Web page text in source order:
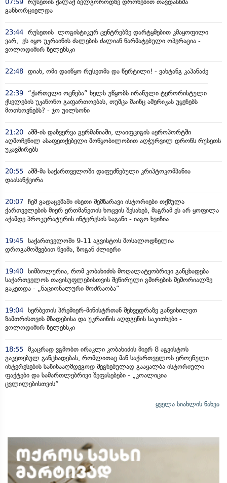
07:59 რუსეთის ქალაქ ბელგოროდზე დრონებით თავდასხმა
განხორციელდა
23:44 რუსეთის ლოგისტიკურ ცენტრებზე დარტყმებით კმაყოფილი
ვარ, ეს იყო უკრაინის ძალების ძალიან წარმატებული ოპერაცია -
ვოლოდიმირ ზელენსკი
22:48 დიახ, ომი დაიწყო რუსეთმა და წერტილი! - ვახტანგ კაპანაძე
22:39
“ქართული ოცნება” ხელს უწყობს ირანული ტერორისტული
ქსელების უკანონო გაფართოებას, თუმცა მაინც ამერიკას უყენებს
მოთხოვნებს? - ჯო უილსონი
21:20 აშშ-ის დაზვერვა გერმანიაში, ლაიფციგის აეროპორტში
აღმოჩენილ ასაფეთქებელი მოწყობილობით აღჭურვილ დრონს რუსეთს
უკავშირებს
20:55 აშშ-მა საქართველოში დაფუძნებული კრიპტოკომპანია
დაასანქცირა
20:07 ჩემ გადაცემაში ისეთი შემზარავი ისტორიები თქმულა
ქართველების მიერ ერთმანეთის ხოცვის შესახებ, მაგრამ ეს არ ყოფილა
აქამდე პროკურატურის ინტერესის საგანი - იაგო ხვიჩია
19:45 საქართველოში 9-11 აგვისტოს მოსალოდნელია
დროგამოშვებით წვიმა, ზოგან ძლიერი
19:40 სიმბოლურია, რომ კობახიძის მოღალატეობრივი განცხადება
საქართველოს თავისუფლებისთვის შეწირული გმირების მემორიალზე
გაკეთდა - „ნაციონალური მოძრაობა“
19:04 სერბეთის პრემიერ-მინისტრთან შეხვედრაზე განვიხილეთ
ზამთრისთვის მზადებისა და უკრაინის აღდგენის საკითხები -
ვოლოდიმირ ზელენსკი
18:55 მკაცრად ვგმობთ ირაკლი კობახიძის მიერ 8 აგვისტოს
გაკეთებულ განცხადებას, რომლითაც მან საქართველოს ეროვნული
ინტერესების საწინააღმდეგოდ შეგნებულად გააყალბა ისტორიული
ფაქტები და სამართლებრივი შეფასებები - „კოალიცია
ცვლილებისთვის“
ყველა სიახლის ნახვა